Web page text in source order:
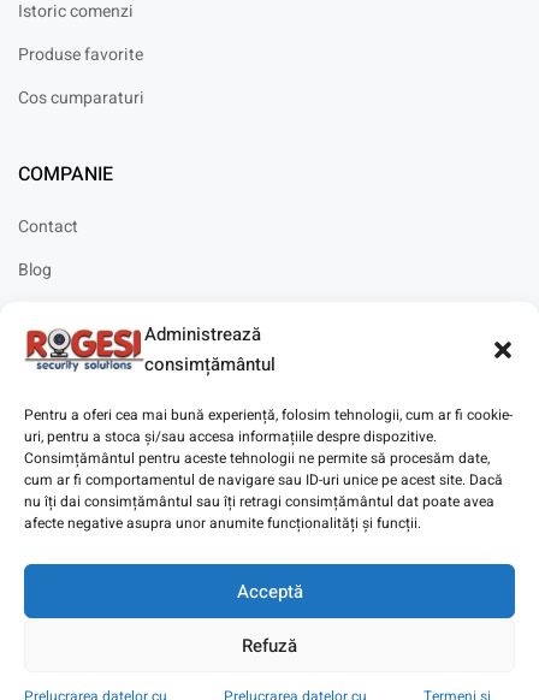
Administrează
consimțământul
Pentru a oferi cea mai bună experiență, folosim tehnologii, cum ar fi cookie-
uri, pentru a stoca și/sau accesa informațiile despre dispozitive.
Consimțământul pentru aceste tehnologii ne permite să procesăm date,
cum ar fi comportamentul de navigare sau ID-uri unice pe acest site. Dacă
nu îți dai consimțământul sau îți retragi consimțământul dat poate avea
afecte negative asupra unor anumite funcționalități și funcții.
Acceptă
Refuză
Istoric comenzi
Produse favorite
Cos cumparaturi
COMPANIE
Contact
Blog
Solicitare instalare
Copyright © 2025Digitaz.